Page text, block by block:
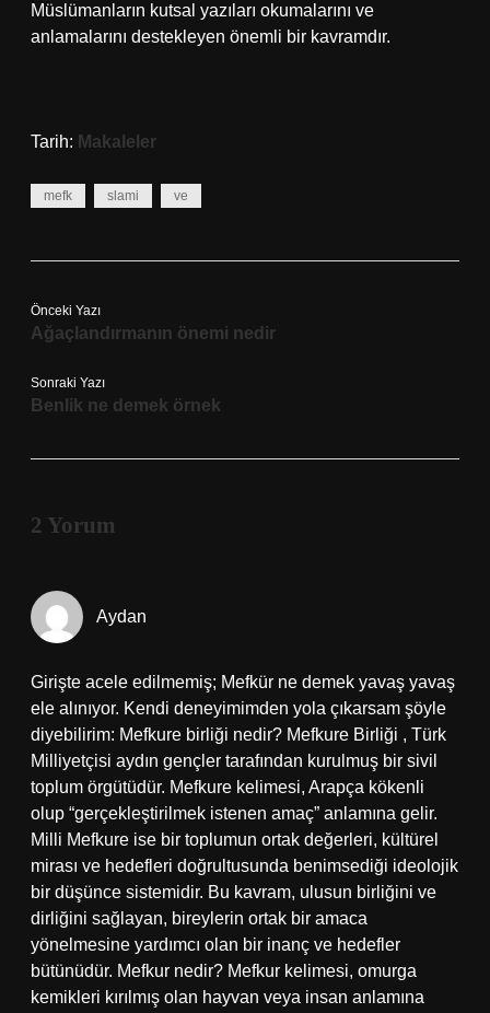
Müslümanların kutsal yazıları okumalarını ve
anlamalarını destekleyen önemli bir kavramdır.
Tarih: Makaleler
mefk slami ve
Önceki Yazı
Ağaçlandırmanın önemi nedir
Sonraki Yazı
Benlik ne demek örnek
2 Yorum
Aydan
Girişte acele edilmemiş; Mefkür ne demek yavaş yavaş
ele alınıyor. Kendi deneyimimden yola çıkarsam şöyle
diyebilirim: Mefkure birliği nedir? Mefkure Birliği , Türk
Milliyetçisi aydın gençler tarafından kurulmuş bir sivil
toplum örgütüdür. Mefkure kelimesi, Arapça kökenli
olup “gerçekleştirilmek istenen amaç” anlamına gelir.
Milli Mefkure ise bir toplumun ortak değerleri, kültürel
mirası ve hedefleri doğrultusunda benimsediği ideolojik
bir düşünce sistemidir. Bu kavram, ulusun birliğini ve
dirliğini sağlayan, bireylerin ortak bir amaca
yönelmesine yardımcı olan bir inanç ve hedefler
bütünüdür. Mefkur nedir? Mefkur kelimesi, omurga
kemikleri kırılmış olan hayvan veya insan anlamına